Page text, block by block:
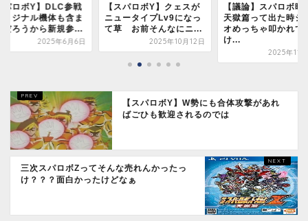
パロボY】DLC参戦
リジナル機体も含ま
だろうから新規参...
2025年6月6日
【スパロボY】クェスが
ニュータイプLv9になっ
て草 お前そんなにニ...
2025年10月12日
【議論】スパロボ時
天獄篇って出た時シ
オめっちゃ叩かれて
け...
2025年11
【スパロボY】W勢にも合体攻撃があれ
ばごひも歓迎されるのでは
三次スパロボZってそんな売れんかったっ
け？？？面白かったけどなぁ